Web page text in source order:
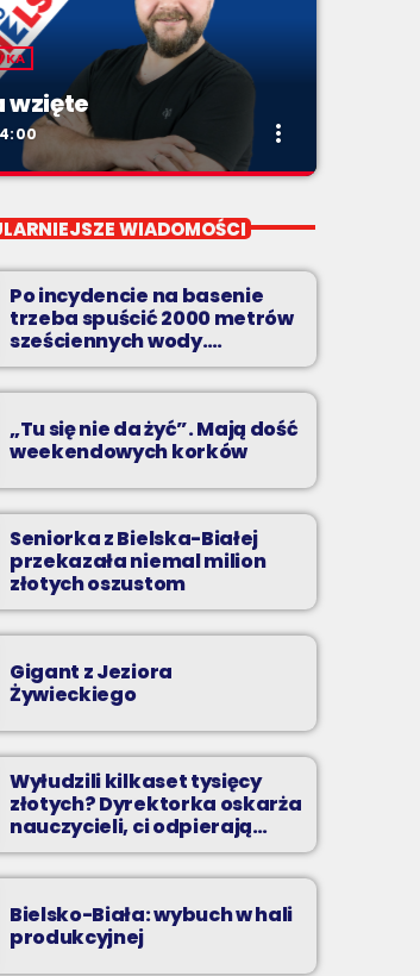
wzięte
more_vert
wzięte
to audycja w której film
roli głównej.
WIADOMOŚCI
Po incydencie na basenie
trzeba spuścić 2000 metrów
sześciennych wody.
„Ogromne koszty i ogromna
praca”
„Tu się nie da żyć”. Mają dość
weekendowych korków
Seniorka z Bielska-Białej
przekazała niemal milion
złotych oszustom
Gigant z Jeziora
Żywieckiego
Wyłudzili kilkaset tysięcy
złotych? Dyrektorka oskarża
nauczycieli, ci odpierają
zarzuty
Bielsko-Biała: wybuch w hali
produkcyjnej